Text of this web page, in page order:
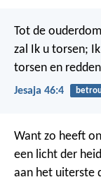
Tot de
zal Ik u torsen;
torsen en
Jesaja 46:4
Want zo heeft
een licht der
aan het uiterste